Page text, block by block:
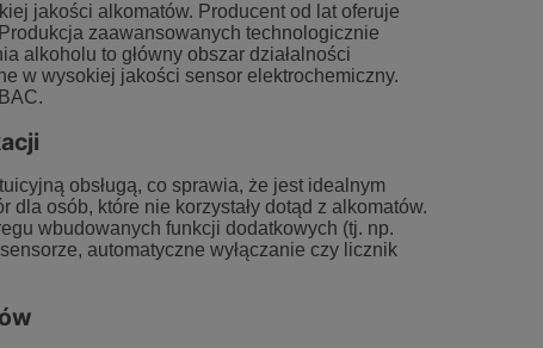
1 349,00 zł
Cena regularna:1 479,00 zł
jakości alkomatów. Producent od lat oferuje
zaawansowanych technologicznie
alkoholu to główny obszar działalności
w wysokiej jakości sensor elektrochemiczny.
obsługą, co sprawia, że jest idealnym
osób, które nie korzystały dotąd z alkomatów.
wbudowanych funkcji dodatkowych (tj. np.
automatyczne wyłączanie czy licznik